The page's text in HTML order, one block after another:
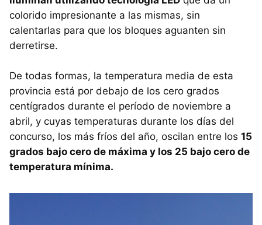
colorido impresionante a las mismas, sin
calentarlas para que los bloques aguanten sin
derretirse.
De todas formas, la temperatura media de esta
provincia está por debajo de los cero grados
centígrados durante el período de noviembre a
abril, y cuyas temperaturas durante los días del
concurso, los más fríos del año, oscilan entre los 15
grados bajo cero de máxima y los 25 bajo cero de
temperatura mínima.